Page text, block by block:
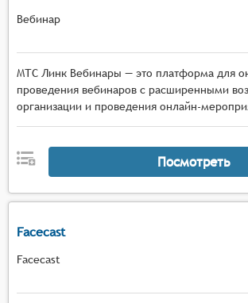
Вебинар
МТС Линк Вебинары — это платформа для
проведения вебинаров с расширенными
организации и проведения онлайн-
Посмотреть
Facecast
Facecast